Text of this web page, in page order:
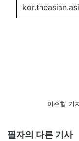
이주형 기
필자의 다른 기사